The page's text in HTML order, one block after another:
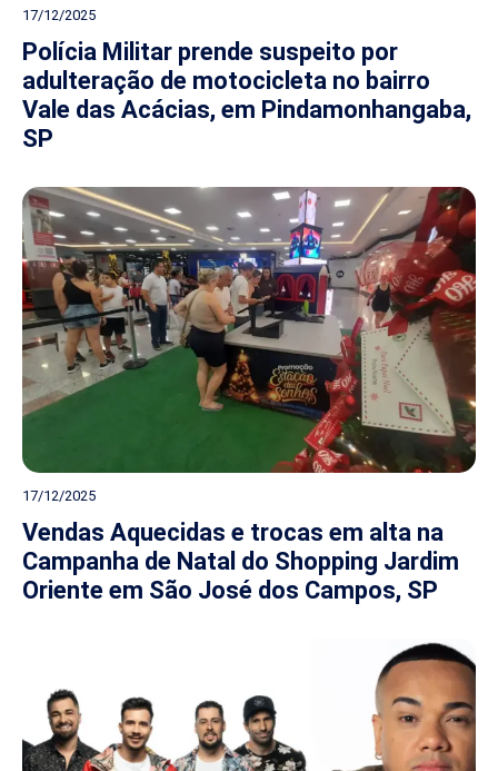
17/12/2025
Polícia Militar prende suspeito por
adulteração de motocicleta no bairro
Vale das Acácias, em Pindamonhangaba,
SP
17/12/2025
Vendas Aquecidas e trocas em alta na
Campanha de Natal do Shopping Jardim
Oriente em São José dos Campos, SP